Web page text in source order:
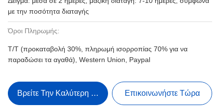
με την ποσότητα διαταγής
Όροι Πληρωμής:
T/T (προκαταβολή 30%, πληρωμή ισορροπίας 70% για να
παραδώσει τα αγαθά), Western Union, Paypal
Βρείτε Την Καλύτερη Τιμή Επικοινωνήστε Τώρα